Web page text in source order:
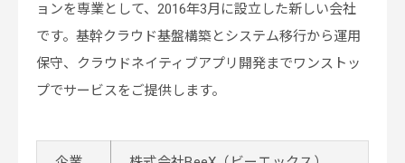
ョンを専業として、2016年3月に設立した新しい会社
です。基幹クラウド基盤構築とシステム移行から運用
保守、クラウドネイティブアプリ開発までワンストッ
プでサービスをご提供します。